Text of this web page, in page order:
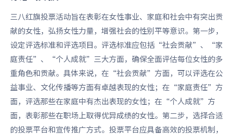
三八红旗投票活动旨在表彰在女性事业、家庭和社会中有突出贡
献的女性，弘扬女性力量，增强社会的性别平等意识。第一步，
设定评选标准和评选项目。评选标准应包括“社会贡献”、“家
庭责任”、“个人成就”三大方面，确保全面评估每位女性的多
重角色和贡献。具体来说，在“社会贡献”方面，可以评选在公
益事业、文化传播等方面有卓越表现的女性；在“家庭责任”方
面，评选那些在家庭中有杰出表现的女性；在“个人成就”方
面，表彰那些在职场上取得优异成绩的女性。第二步，选择合适
的投票平台和宣传推广方式。投票平台应具备高效的投票机制，